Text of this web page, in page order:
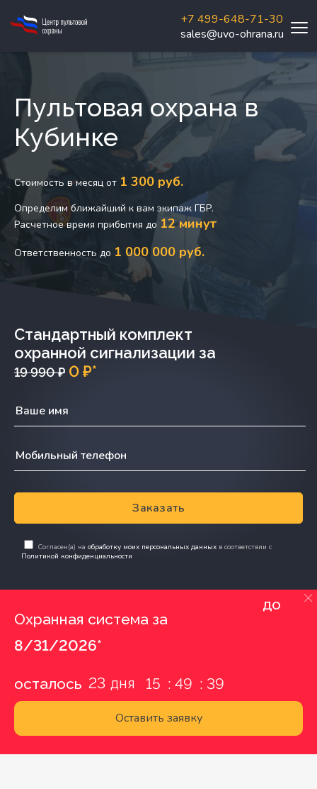
+7 499-648-71-30
sales@uvo-ohrana.ru
Пультовая охрана в
Кубинке
Стоимость в месяц от 1 300 руб.
Определим ближайший к вам экипаж ГБР.
Расчетное время прибытия до 12 минут
Ответственность до 1 000 000 руб.
Стандартный комплект
охранной сигнализации за
19 990 ₽ 0 ₽*
Заказать
Согласен(а) на обработку моих персональных данных в соответствии с
Политикой конфиденциальности
Охранная система за
до
8/31/2026*
осталось 23 15 49 38
Оставить заявку